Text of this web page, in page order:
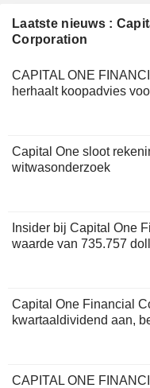
Laatste nieuws :
Corporation
CAPITAL ONE
herhaalt koopadvies
Capital One sloot
witwasonderzoek
Insider bij Capital One
waarde van 735.757
Capital One Financial
kwartaaldividend aan,
CAPITAL ONE